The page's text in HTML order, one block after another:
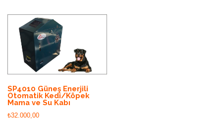
SP4010 Güneş Enerjili
Otomatik Kedi/Köpek
Mama ve Su Kabı
₺32.000,00